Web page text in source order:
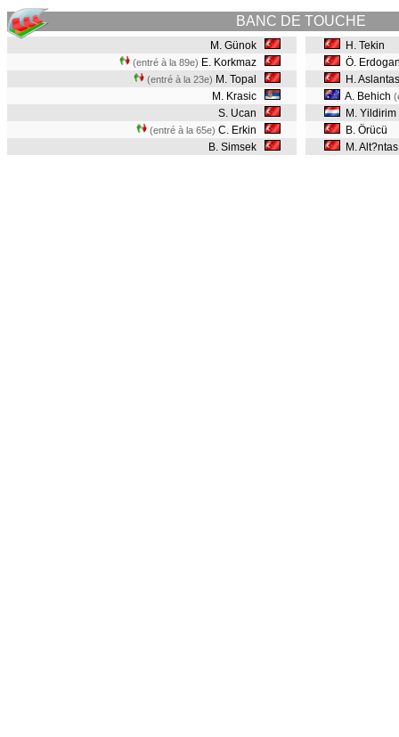
BANC DE TOUCHE
M. Günok
(entré à la 89e) E. Korkmaz
(entré à la 23e) M. Topal
M. Krasic
S. Ucan
(entré à la 65e) C. Erkin
B. Simsek
H. Tekin
Ö.
H. Aslantas
A. Behich
M. Yildirim
B. Örücü
M.